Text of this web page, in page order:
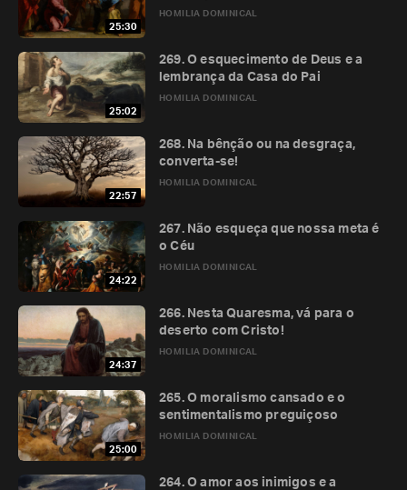
25:30
HOMILIA DOMINICAL
25:02
HOMILIA DOMINICAL
269. O esquecimento de Deus e a
lembrança da Casa do Pai
22:57
HOMILIA DOMINICAL
268. Na bênção ou na desgraça,
converta-se!
24:22
HOMILIA DOMINICAL
267. Não esqueça que nossa meta é
o Céu
24:37
HOMILIA DOMINICAL
266. Nesta Quaresma, vá para o
deserto com Cristo!
25:00
HOMILIA DOMINICAL
265. O moralismo cansado e o
sentimentalismo preguiçoso
264. O amor aos inimigos e a